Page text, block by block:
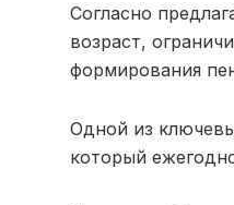
Согласно
возраст,
формирования
Одной из
который